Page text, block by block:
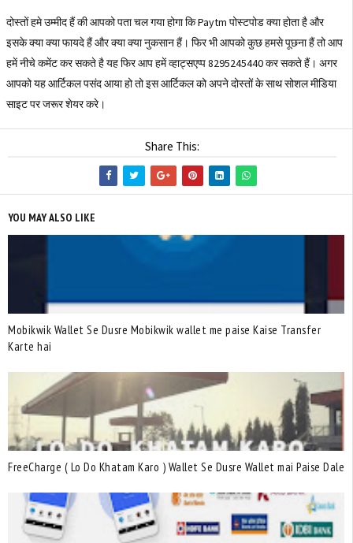
दोस्तों हमे उम्मीद हैं की आपको पता चल गया होगा कि Paytm पोस्टपोड क्या होता है और
इसके क्या क्या फायदे हैं और क्या क्या नुकसान हैं। फिर भी आपको कुछ हमसे पूछना हैं तो आप
हमें नीचे कमेंट कर सकते है यह फिर आप हमें व्हाट्सएप्प 8295245440 कर सकते हैं। अगर
आपको यह आर्टिकल पसंद आया हो तो इस आर्टिकल को अपने दोस्तों के साथ सोशल मीडिया
साइट पर जरूर शेयर करे।
Share This:
YOU MAY ALSO LIKE
Mobikwik Wallet Se Dusre Mobikwik wallet me paise Kaise Transfer
Karte hai
FreeCharge ( Lo Do Khatam Karo ) Wallet Se Dusre Wallet mai Paise Dale